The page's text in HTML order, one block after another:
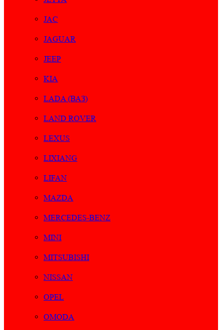
JAC
JAGUAR
JEEP
KIA
LADA (ВАЗ)
LAND ROVER
LEXUS
LIXIANG
LIFAN
MAZDA
MERCEDES-BENZ
MINI
MITSUBISHI
NISSAN
OPEL
OMODA